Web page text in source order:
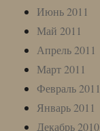
Июнь 2011
Май 2011
Апрель 2011
Март 2011
Февраль 2011
Январь 2011
Декабрь 2010